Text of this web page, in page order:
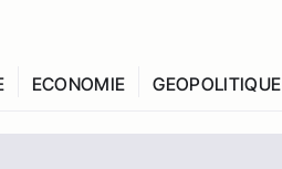
ECONOMIE GEOPOLITIQUE